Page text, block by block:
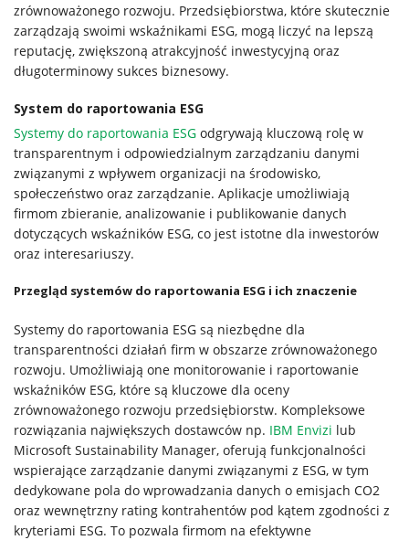
zrównoważonego rozwoju. Przedsiębiorstwa, które skutecznie
zarządzają swoimi wskaźnikami ESG, mogą liczyć na lepszą
reputację, zwiększoną atrakcyjność inwestycyjną oraz
długoterminowy sukces biznesowy.
System do raportowania ESG
Systemy do raportowania ESG odgrywają kluczową rolę w
transparentnym i odpowiedzialnym zarządzaniu danymi
związanymi z wpływem organizacji na środowisko,
społeczeństwo oraz zarządzanie. Aplikacje umożliwiają
firmom zbieranie, analizowanie i publikowanie danych
dotyczących wskaźników ESG, co jest istotne dla inwestorów
oraz interesariuszy.
Przegląd systemów do raportowania ESG i ich znaczenie
Systemy do raportowania ESG są niezbędne dla
transparentności działań firm w obszarze zrównoważonego
rozwoju. Umożliwiają one monitorowanie i raportowanie
wskaźników ESG, które są kluczowe dla oceny
zrównoważonego rozwoju przedsiębiorstw. Kompleksowe
rozwiązania największych dostawców np. IBM Envizi lub
Microsoft Sustainability Manager, oferują funkcjonalności
wspierające zarządzanie danymi związanymi z ESG, w tym
dedykowane pola do wprowadzania danych o emisjach CO2
oraz wewnętrzny rating kontrahentów pod kątem zgodności z
kryteriami ESG. To pozwala firmom na efektywne